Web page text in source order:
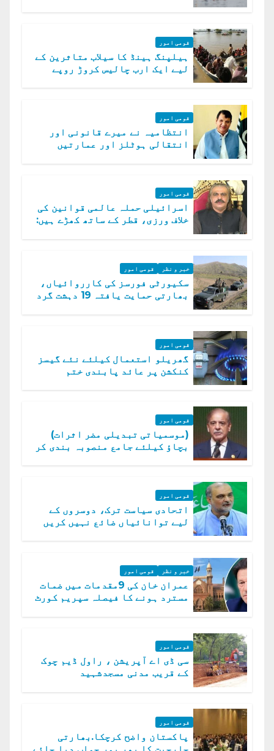
قومی امور
ہیلپنگ ہینڈ کا سیلاب متاثرین کے
لیے ایک ارب چالیس کروڑ روپے
قومی امور
انتظامیہ نے میرے قانونی اور
انتقالی ہوٹلز اور عمارتیں
قومی امور
اسرائیلی حملہ عالمی قوانین کی
خلاف ورزی، قطر کے ساتھ کھڑے ہیں:
خبر و نظر قومی امور
سکیورٹی فورسز کی کارروائیاں،
بھارتی حمایت یافتہ 19 دہشت گرد
قومی امور
گھریلو استعمال کیلئے نئے گیسز
کنکشن پر عائد پابندی ختم
قومی امور
(موسمیاتی تبدیلی مضر اثرات)
بچاؤ کیلئے جامع منصوبہ بندی کر
قومی امور
اتحادی سیاست ترک، دوسروں کے
لیے توانائیاں ضائع نہیں کریں
خبر و نظر قومی امور
عمران خان کی 9مقدمات میں ضمات
مسترد ہونے کا فیصلہ سپریم کورٹ
قومی امور
سی ڈی اے آپریشن ، راول ڈیم چوک
کے قریب مدنی مسجدشہید
قومی امور
پاکستان واضح کرچکا.بھارتی
جارحیت کا بھر پور جواب دیا جائے